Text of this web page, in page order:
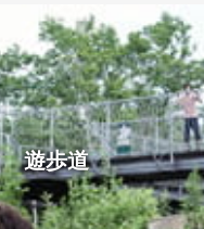
遊歩道